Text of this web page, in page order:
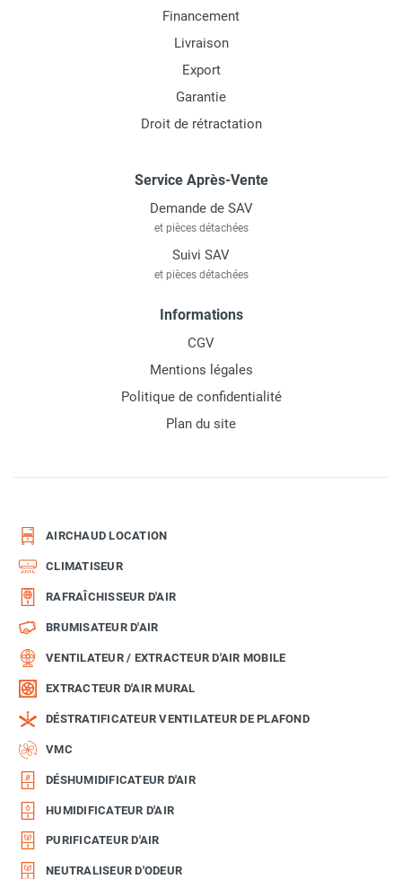
Financement
Livraison
Export
Garantie
Droit de rétractation
Service Après-Vente
Demande de SAV
et pièces détachées
Suivi SAV
et pièces détachées
Informations
CGV
Mentions légales
Politique de confidentialité
Plan du site
AIRCHAUD LOCATION
CLIMATISEUR
RAFRAÎCHISSEUR D'AIR
BRUMISATEUR D'AIR
VENTILATEUR / EXTRACTEUR D'AIR MOBILE
EXTRACTEUR D'AIR MURAL
DÉSTRATIFICATEUR VENTILATEUR DE PLAFOND
VMC
DÉSHUMIDIFICATEUR D'AIR
HUMIDIFICATEUR D'AIR
PURIFICATEUR D'AIR
NEUTRALISEUR D'ODEUR